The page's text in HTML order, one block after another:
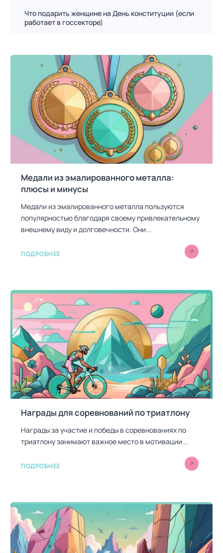
о
Что подарить женщине на День конституции (если
работает в госсекторе)
Медали из эмалированного металла:
плюсы и минусы
Медали из эмалированного металла пользуются
популярностью благодаря своему привлекательному
внешнему виду и долговечности. Они...
ПОДРОБНЕЕ
Награды для соревнований по триатлону
Награды за участие и победы в соревнованиях по
триатлону занимают важное место в мотивации...
ПОДРОБНЕЕ